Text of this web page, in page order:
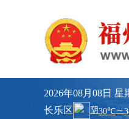
2026年08月08日 星
长乐区